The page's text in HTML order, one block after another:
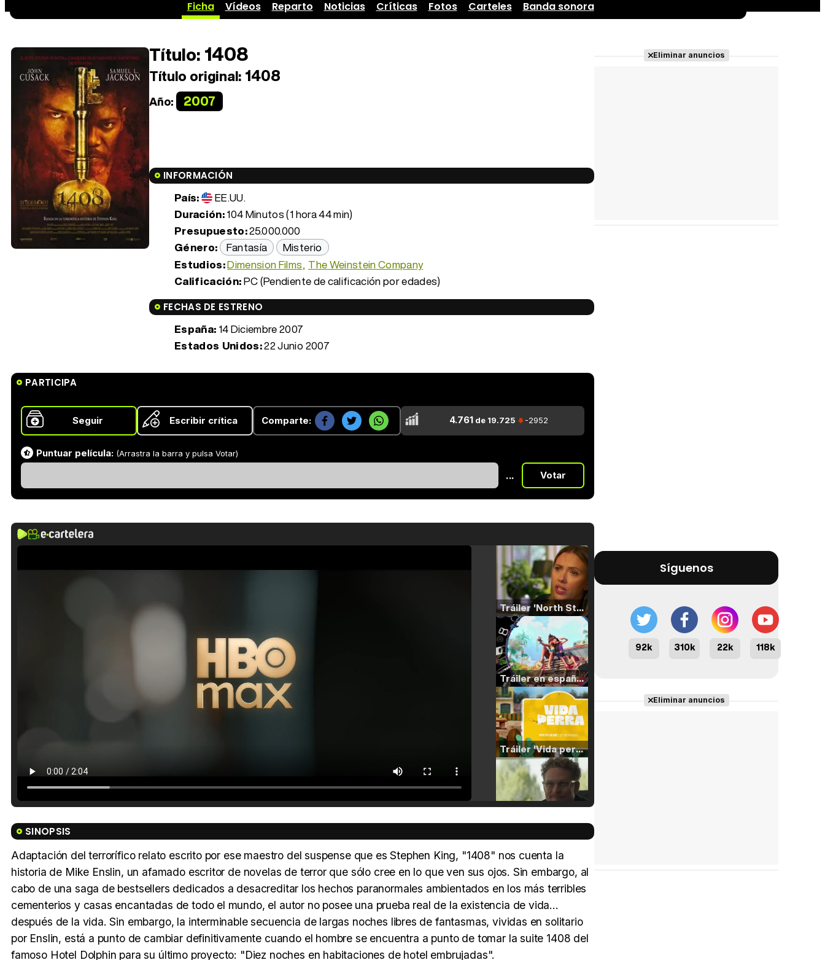
Ficha Vídeos Reparto Noticias Críticas Fotos Carteles Banda sonora
Título:1408
Título original: 1408
Año: 2007
INFORMACIÓN
País:
EE.UU.
Duración:104 Minutos (1 hora 44 min)
Presupuesto:25.000.000
Género: Fantasía
Misterio
Estudios:Dimension Films The Weinstein Company
Calificación:PC (Pendiente de calificación por edades)
FECHAS DE ESTRENO
España: 14 Diciembre 2007
Estados Unidos:22 Junio 2007
PARTICIPA
Seguir Escribir crítica Comparte: 4.761 de 19.725 -2952
Puntuar película: (Arrastra la barra y pulsa Votar)
... Votar
Tráiler 'North Star' (2023)
Tráiler en español de 'La isla olvidada'
Tráiler 'Vida perra' (2026)
Tráiler en español 'Outcome' (2026)
SINOPSIS
Adaptación del terrorífico relato escrito por ese maestro del suspense que es Stephen King, "1408" nos cuenta la
historia de Mike Enslin, un afamado escritor de novelas de terror que sólo cree en lo que ven sus ojos. Sin embargo, al
cabo de una saga de bestsellers dedicados a desacreditar los hechos paranormales ambientados en los más terribles
cementerios y casas encantadas de todo el mundo, el autor no posee una prueba real de la existencia de vida...
después de la vida. Sin embargo, la interminable secuencia de largas noches libres de fantasmas, vividas en solitario
por Enslin, está a punto de cambiar definitivamente cuando el hombre se encuentra a punto de tomar la suite 1408 del
famoso Hotel Dolphin para su último proyecto: "Diez noches en habitaciones de hotel embrujadas".
Eliminar anuncios
Síguenos
92k 310k 22k 118k
Eliminar anuncios